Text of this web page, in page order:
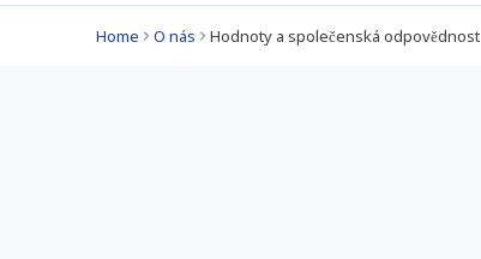
Home O nás Hodnoty a společenská odpovědnost